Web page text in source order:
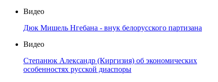
Видео
Дюк Мишель Нгебана - внук белорусского партизана
Видео
Степанюк Александр (Киргизия) об экономических
особенностях русской диаспоры